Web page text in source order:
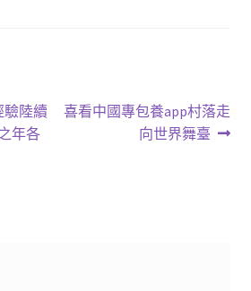
驗陸續
年各
下
喜看中國專包養app村落走
向世界舞臺